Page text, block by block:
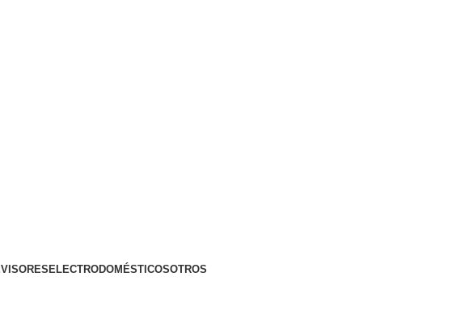
ELECTRODOMÉSTICOSOTROS